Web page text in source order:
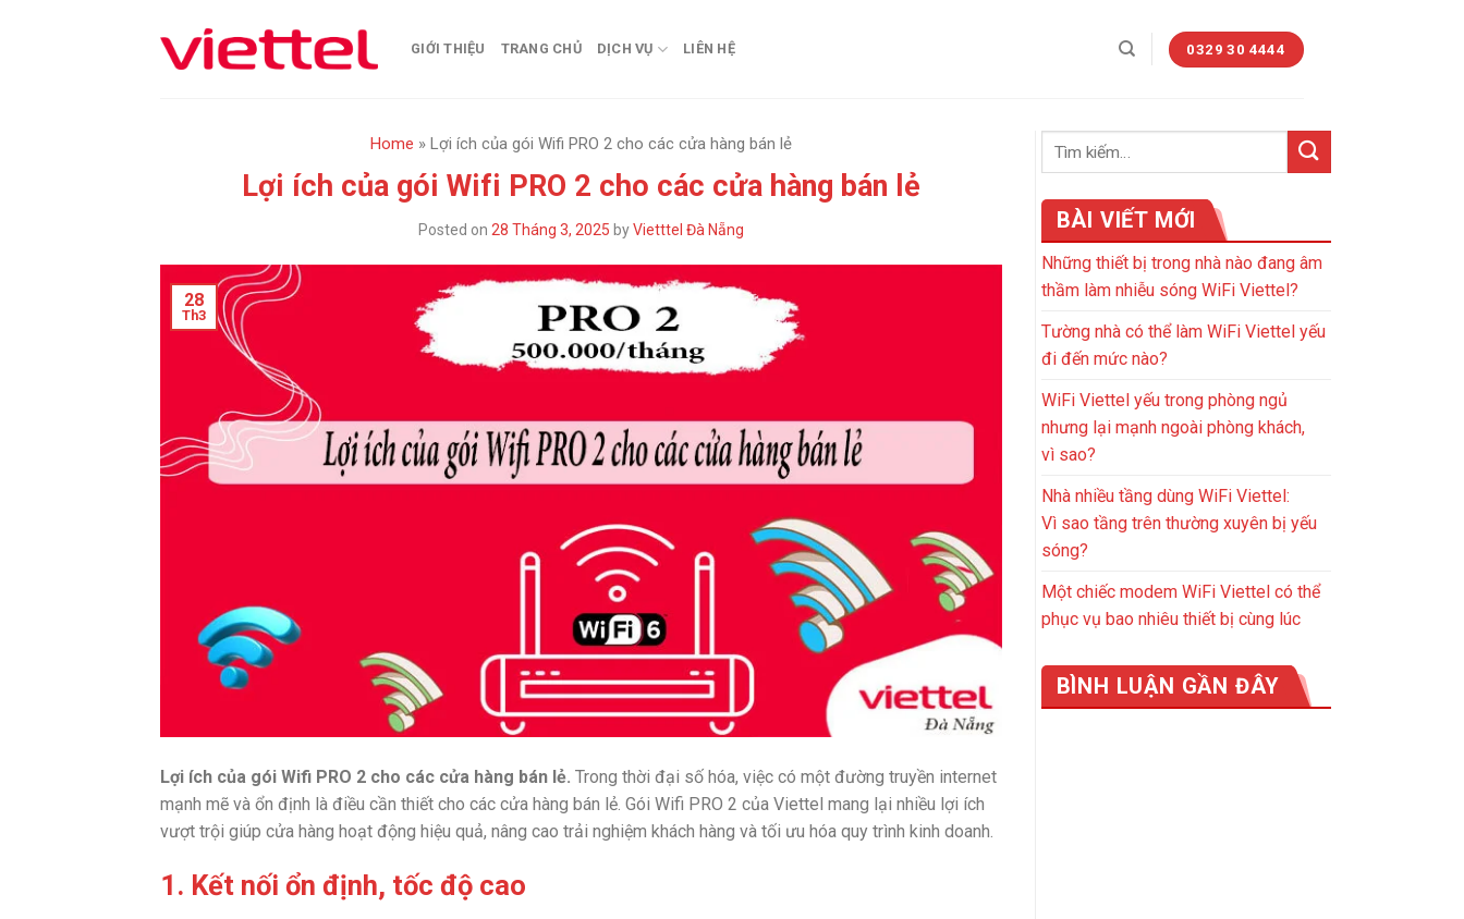
GIỚI THIỆU TRANG CHỦ DỊCH VỤ LIÊN HỆ 0329 30 4444
Home » Lợi ích của gói Wifi PRO 2 cho các cửa hàng bán lẻ
Lợi ích của gói Wifi PRO 2 cho các cửa hàng bán lẻ
Posted on 28 Tháng 3, 2025 byVietttel Đà Nẵng
28
Th3
Lợi ích của gói Wifi PRO 2 cho các cửa hàng bán lẻ. Trong thời đại số hóa, việc có một đường truyền internet
mạnh mẽ và ổn định là điều cần thiết cho các cửa hàng bán lẻ. Gói Wifi PRO 2 của Viettel mang lại nhiều lợi ích
vượt trội giúp cửa hàng hoạt động hiệu quả, nâng cao trải nghiệm khách hàng và tối ưu hóa quy trình kinh doanh.
1. Kết nối ổn định, tốc độ cao
BÀI VIẾT MỚI
Những thiết bị trong nhà nào đang âm
thầm làm nhiễu sóng WiFi Viettel?
Tường nhà có thể làm WiFi Viettel yếu
đi đến mức nào?
WiFi Viettel yếu trong phòng ngủ
nhưng lại mạnh ngoài phòng khách,
vì sao?
Nhà nhiều tầng dùng WiFi Viettel:
Vì sao tầng trên thường xuyên bị yếu
sóng?
Một chiếc modem WiFi Viettel có thể
phục vụ bao nhiêu thiết bị cùng lúc
BÌNH LUẬN GẦN ĐÂY